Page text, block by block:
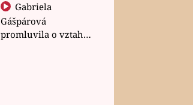
Gabriela
Gášpárová
promluvila o vztahu